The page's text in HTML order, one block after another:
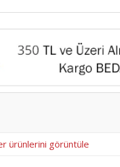
ürünlerini görüntüle